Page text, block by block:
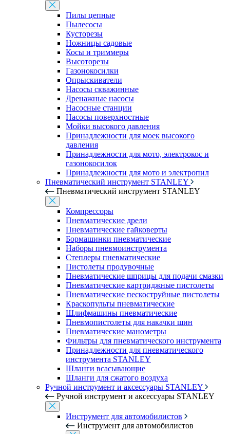
Пилы цепные
Пылесосы
Кусторезы
Ножницы садовые
Косы и триммеры
Высоторезы
Газонокосилки
Опрыскиватели
Насосы скважинные
Дренажные насосы
Насосные станции
Насосы поверхностные
Мойки высокого давления
Принадлежности для моек высокого
давления
Принадлежности для мото, электрокос и
газонокосилок
Принадлежности для мото и электропил
Пневматический инструмент STANLEY
Пневматический инструмент STANLEY
Компрессоры
Пневматические дрели
Пневматические гайковерты
Бормашинки пневматические
Наборы пневмоинструмента
Степлеры пневматические
Пистолеты продувочные
Пневматические шприцы для подачи смазки
Пневматические картриджные пистолеты
Пневматические пескоструйные пистолеты
Краскопульты пневматические
Шлифмашины пневматические
Пневмопистолеты для накачки шин
Пневматические манометры
Фильтры для пневматического инструмента
Принадлежности для пневматического
инструмента STANLEY
Шланги всасывающие
Шланги для сжатого воздуха
Ручной инструмент и аксессуары STANLEY
Ручной инструмент и аксессуары STANLEY
Инструмент для автомобилистов
Инструмент для автомобилистов